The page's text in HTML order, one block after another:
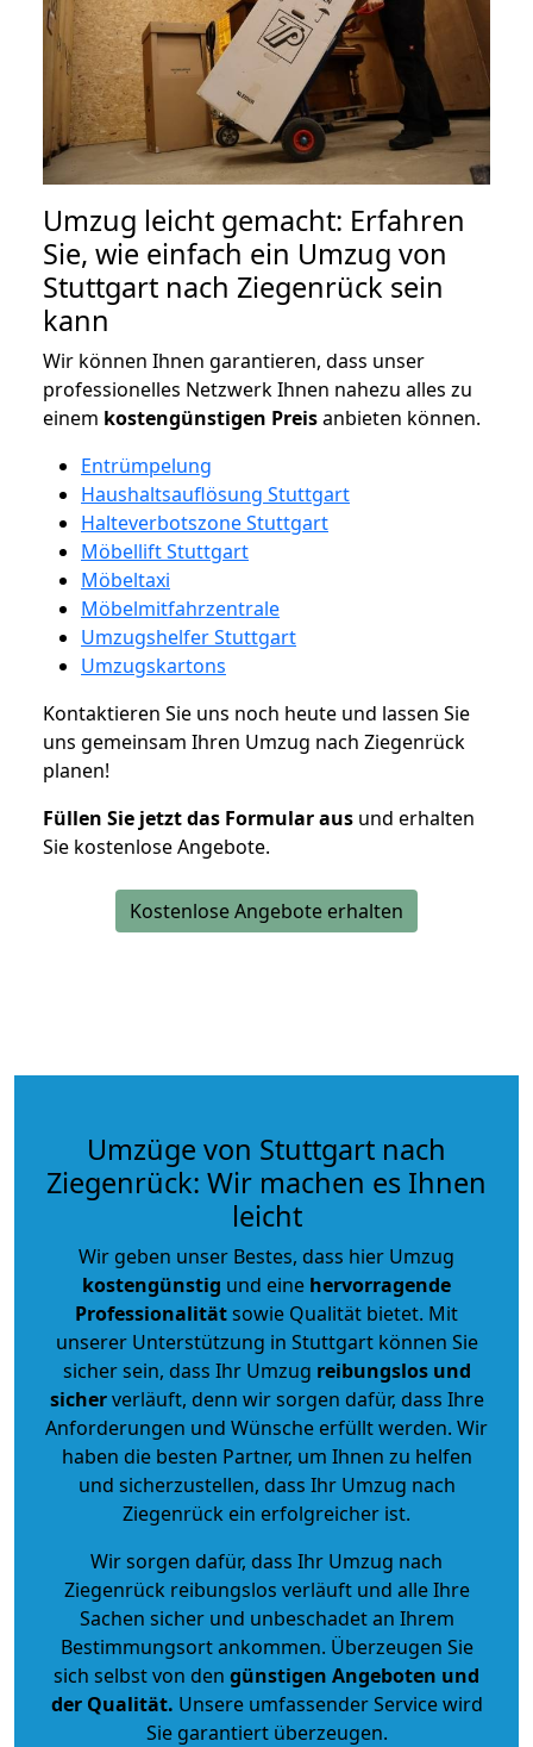
Umzug leicht gemacht: Erfahren
Sie, wie einfach ein Umzug von
Stuttgart nach Ziegenrück sein
kann
Wir können Ihnen garantieren, dass unser
professionelles Netzwerk Ihnen nahezu alles zu
einem kostengünstigen Preisanbieten können.
Entrümpelung
Haushaltsauflösung Stuttgart
Halteverbotszone Stuttgart
Möbellift Stuttgart
Möbeltaxi
Möbelmitfahrzentrale
Umzugshelfer Stuttgart
Umzugskartons
Kontaktieren Sie uns noch heute und lassen Sie
uns gemeinsam Ihren Umzug nach Ziegenrück
planen!
Füllen Sie jetzt das Formular aus und erhalten
Sie kostenlose Angebote.
Kostenlose Angebote erhalten
Umzüge von Stuttgart nach
Ziegenrück: Wir machen es Ihnen
leicht
Wir geben unser Bestes, dass hier Umzug
kostengünstig und eine hervorragende
Professionalitätsowie Qualität bietet. Mit
unserer Unterstützung in Stuttgart können Sie
sicher sein, dass Ihr Umzug reibungslos und
sicherverläuft, denn wir sorgen dafür, dass Ihre
Anforderungen und Wünsche erfüllt werden. Wir
haben die besten Partner, um Ihnen zu helfen
und sicherzustellen, dass Ihr Umzug nach
Ziegenrück ein erfolgreicher ist.
Wir sorgen dafür, dass Ihr Umzug nach
Ziegenrück reibungslos verläuft und alle Ihre
Sachen sicher und unbeschadet an Ihrem
Bestimmungsort ankommen. Überzeugen Sie
sich selbst von den günstigen Angeboten und
der Qualität. Unsere umfassender Service wird
Sie garantiert überzeugen.